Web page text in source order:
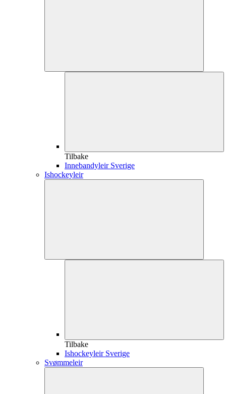
Tilbake
Innebandyleir Sverige
Ishockeyleir
Tilbake
Ishockeyleir Sverige
Svømmeleir